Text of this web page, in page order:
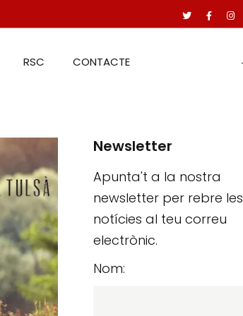
RSC CONTACTE
Newsletter
Apunta't a la nostra
newsletter per rebre les
notícies al teu correu
electrònic.
Nom: